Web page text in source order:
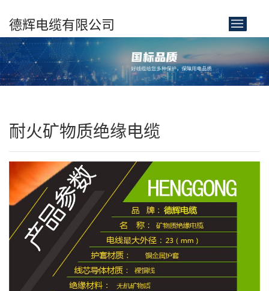
德辉电缆有限公司
首页
产品展示
新闻中心
客户案例
联系我们
耐火矿物质绝缘电缆